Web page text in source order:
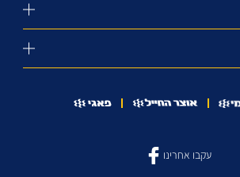
עקבו אחרינו